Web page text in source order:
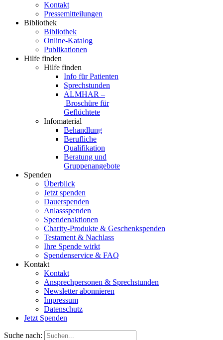
Kontakt
Pressemitteilungen
Bibliothek
Bibliothek
Online-Katalog
Publikationen
Hilfe finden
Hilfe finden
Info für Patienten
Sprechstunden
ALMHAR –
Broschüre für
Geflüchtete
Infomaterial
Behandlung
Berufliche
Qualifikation
Beratung und
Gruppenangebote
Spenden
Überblick
Jetzt spenden
Dauerspenden
Anlassspenden
Spendenaktionen
Charity-Produkte & Geschenkspenden
Testament & Nachlass
Ihre Spende wirkt
Spendenservice & FAQ
Kontakt
Kontakt
Ansprechpersonen & Sprechstunden
Newsletter abonnieren
Impressum
Datenschutz
Jetzt Spenden
Suche nach: